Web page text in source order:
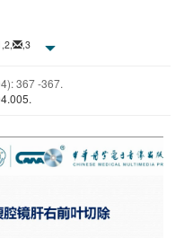
2 3
: 367 -367.